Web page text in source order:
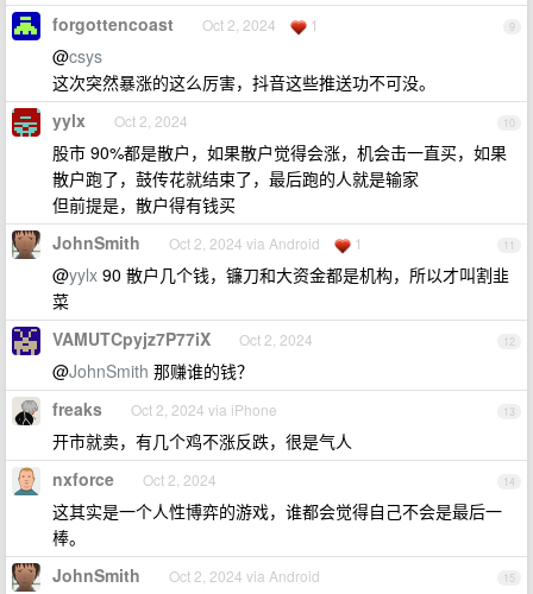
9
forgottencoast Oct 2, 2024 1
@csys
这次突然暴涨的这么厉害，抖音这些推送功不可没。
10
yylx Oct 2, 2024
股市 90%都是散户，如果散户觉得会涨，机会击一直买，如果
散户跑了，鼓传花就结束了，最后跑的人就是输家
但前提是，散户得有钱买
11
JohnSmith Oct 2, 2024 via Android 1
@yylx 90 散户几个钱，镰刀和大资金都是机构，所以才叫割韭
菜
12
VAMUTCpyjz7P77iX Oct 2, 2024
@JohnSmith 那赚谁的钱？
13
freaks Oct 2, 2024 via iPhone
开市就卖，有几个鸡不涨反跌，很是气人
14
nxforce Oct 2, 2024
这其实是一个人性博弈的游戏，谁都会觉得自己不会是最后一
棒。
15
JohnSmith Oct 2, 2024 via Android